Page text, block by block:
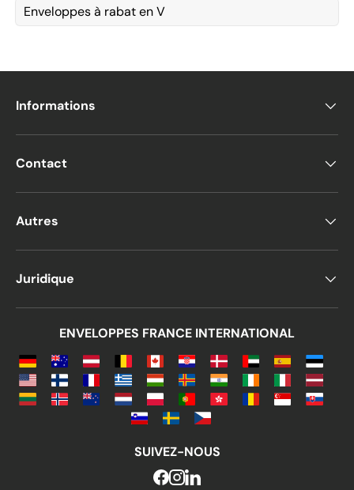
Enveloppes à rabat en V
Informations
Contact
Autres
Juridique
ENVELOPPES FRANCE INTERNATIONAL
SUIVEZ-NOUS